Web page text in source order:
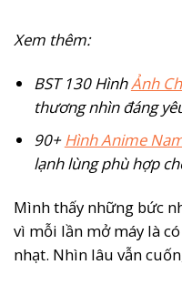
Xem thêm:
BST 130 HìnhẢnh
thương nhìn đáng
90+Hình Anime
lạnh lùng phù hợp
Mình thấy những bức
vì mỗi lần mở máy là
nhạt. Nhìn lâu vẫn